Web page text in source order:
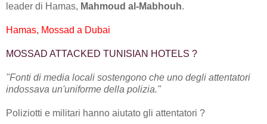
leader di Hamas, Mahmoud al-Mabhouh.
Hamas, Mossad a Dubai
MOSSAD ATTACKED TUNISIAN HOTELS ?
"Fonti di media locali sostengono che uno degli attentatori
indossava un'uniforme della polizia."
Poliziotti e militari hanno aiutato gli attentatori ?